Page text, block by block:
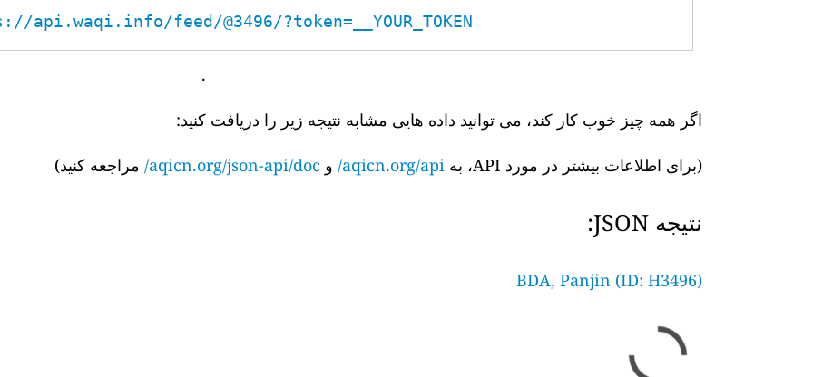
api.waqi.info/feed/@3496/?token=__YOUR_TOKEN__
.
اگر همه چیز خوب کار کند، می توانید داده هایی مشابه نتیجه زیر را دریافت کنید:
(برای اطلاعات بیشتر در مورد API، به aqicn.org/api/ و aqicn.org/json-api/doc/ مراجعه کنید)
نتیجه JSON:
BDA, Panjin (ID: H3496)